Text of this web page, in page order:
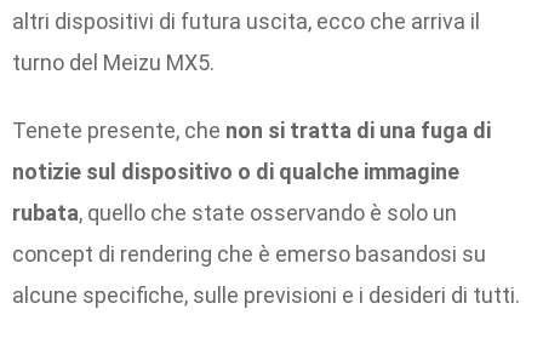
altri dispositivi di futura uscita, ecco che arriva il
turno del Meizu MX5.
Tenete presente, che non si tratta di una fuga di
notizie sul dispositivo o di qualche immagine
rubata, quello che state osservando è solo un
concept di rendering che è emerso basandosi su
alcune specifiche, sulle previsioni e i desideri di tutti.